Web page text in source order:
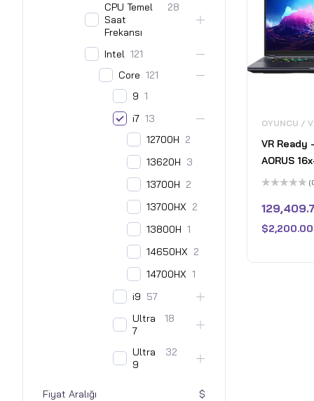
CPU Temel
Saat
Frekansı
28
Intel 121
Core 121
9 1
i7 13
12700H 2
13620H 3
13700H 2
13700HX 2
13800H 1
14650HX 2
14700HX 1
i9 57
Ultra
7
18
Ultra
9
32
Fiyat Aralığı
OYUNCU /
VR Ready
AORUS
QHD+
14650HX -
GeForce
üzerinden
0
aldı
$2,200.00